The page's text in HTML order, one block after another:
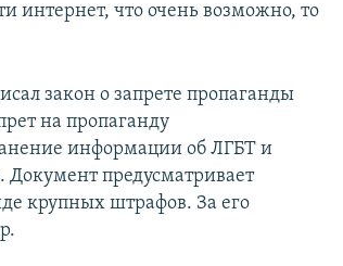
интернет, что очень возможно, то
закон о запрете пропаганды
на пропаганду
информации об ЛГБТ и
Документ предусматривает
крупных штрафов. За его